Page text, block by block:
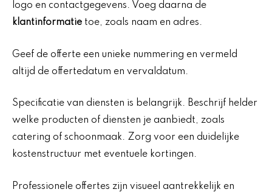
logo en contactgegevens. Voeg daarna de
klantinformatie toe, zoals naam en adres.
Geef de offerte een unieke nummering en vermeld
altijd de offertedatum en vervaldatum.
Specificatie van diensten is belangrijk. Beschrijf helder
welke producten of diensten je aanbiedt, zoals
catering of schoonmaak. Zorg voor een duidelijke
kostenstructuur met eventuele kortingen.
Professionele offertes zijn visueel aantrekkelijk en